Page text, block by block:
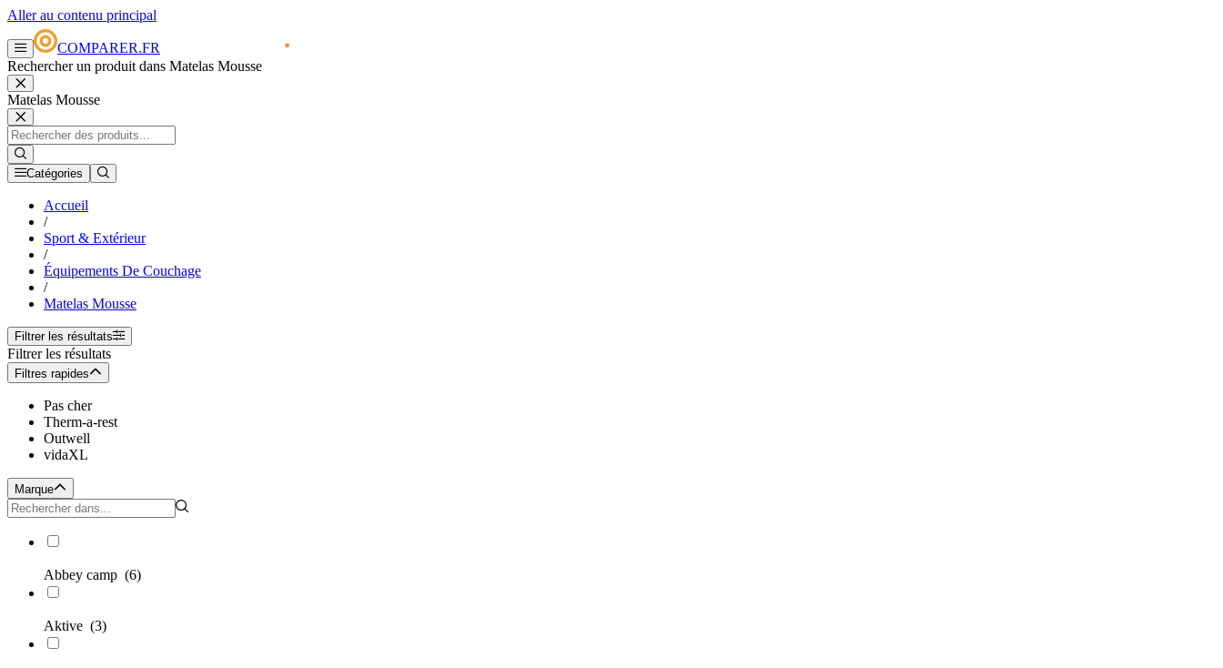
Aller au contenu principal
COMPARER.FR
Rechercher un produit dans Matelas Mousse
Matelas Mousse
Catégories
Accueil
/
Sport & Extérieur
/
Équipements De Couchage
/
Matelas Mousse
Filtrer les résultats
Filtrer les résultats
Filtres rapides
Pas cher
Therm-a-rest
Outwell
vidaXL
Marque
Abbey camp (6)
Aktive (3)